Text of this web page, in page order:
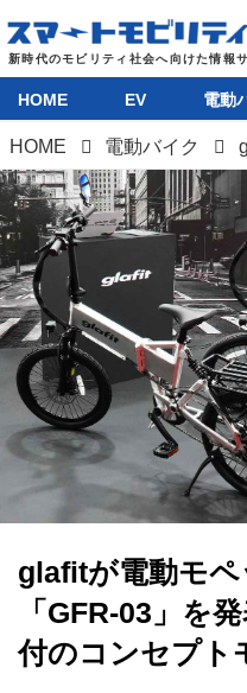
HOME EV 電動
HOME 電動バイク
glafitが電動モペ
「GFR-03」を
付のコンセプト